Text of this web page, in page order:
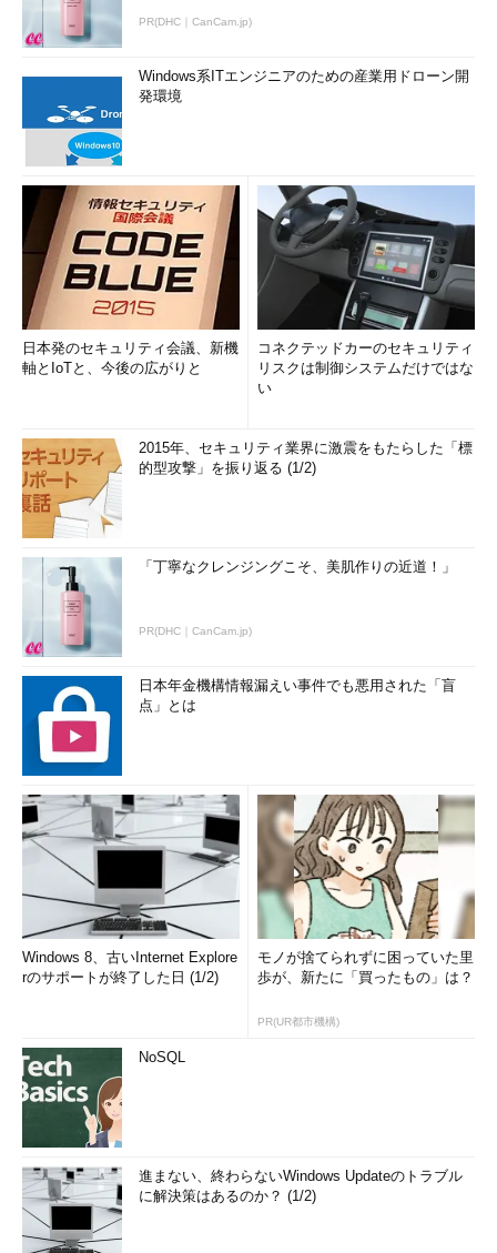
せると（縮小の方法はスタート画面での操作方法
と同じ）、このようにカテゴリ別表示に切り替わ
る。
スタート画面に登録されているアイコンを削除するには、スタ
ート画面上でアイコンを右クリックして選択し、画面下端に表示
されている［スタート画面からピン留めを外す］を選択すればよ
い。複数のアイコンを順次右クリックして選択すれば、まとめて
削除することも可能である。なお、間違って削除してしまったス
タート画面のアイコンを戻すことはできないようなので、その場
合は上記の方法で登録し直す。
スタート画面からアイコンを削除する
スタート画面に登録されているアイコンを削除す
るには、アイコンを右クリックして選択し（複数
選択可能）、［スタート画面からピン留めを外
（1）アイコンを右クリックすると、起動ではな
く、選択になる。複数選択することも可能。
（2）
これをクリックすると、スタート画面か
ら削除される。
これをクリックするか、アイコンが何も
ない場所で右クリックすると、選択が解除され
る。
Metroアプリケーションの切り替え方法
PR(DHC｜CanCam.jp)
Windows系ITエンジニアのための産業用ドローン開
発環境
日本発のセキュリティ会議、新機
軸とIoTと、今後の広がりと
コネクテッドカーのセキュリティ
リスクは制御システムだけではな
い
2015年、セキュリティ業界に激震をもたらした「標
的型攻撃」を振り返る (1/2)
「丁寧なクレンジングこそ、美肌作りの近道！」
PR(DHC｜CanCam.jp)
日本年金機構情報漏えい事件でも悪用された「盲
点」とは
Windows 8、古いInternet Explore
rのサポートが終了した日 (1/2)
モノが捨てられずに困っていた里
歩が、新たに「買ったもの」は？
PR(UR都市機構)
NoSQL
進まない、終わらないWindows Updateのトラブル
に解決策はあるのか？ (1/2)